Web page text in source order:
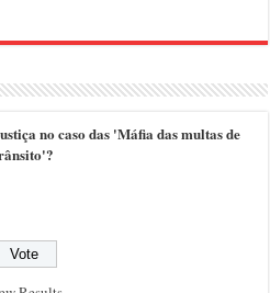
no caso das 'Máfia das multas de